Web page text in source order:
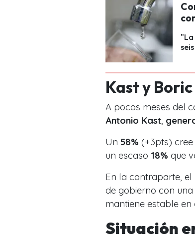
"La
Kast y
A pocos meses del
Antonio Kast
Un 58% (+3pts)
un escaso 18% que
En la contraparte, el
de gobierno con
mantiene estable en
Situación